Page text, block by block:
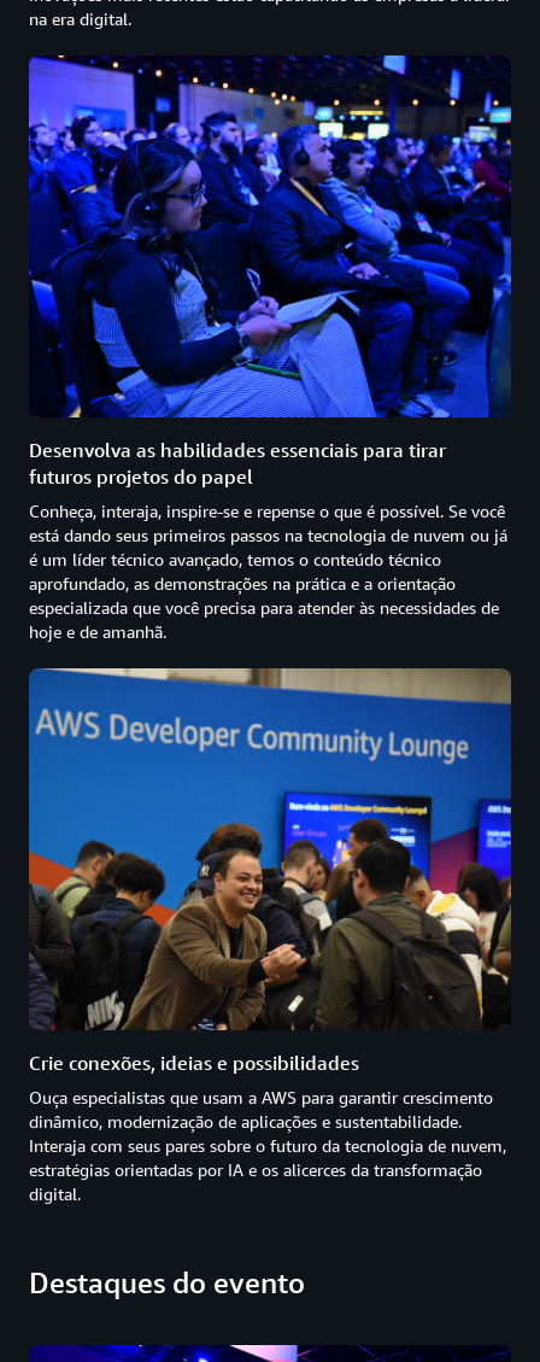
na era digital.
Desenvolva as habilidades essenciais para tirar
futuros projetos do papel
Conheça, interaja, inspire-se e repense o que é possível. Se você
está dando seus primeiros passos na tecnologia de nuvem ou já
é um líder técnico avançado, temos o conteúdo técnico
aprofundado, as demonstrações na prática e a orientação
especializada que você precisa para atender às necessidades de
hoje e de amanhã.
Crie conexões, ideias e possibilidades
Ouça especialistas que usam a AWS para garantir crescimento
dinâmico, modernização de aplicações e sustentabilidade.
Interaja com seus pares sobre o futuro da tecnologia de nuvem,
estratégias orientadas por IA e os alicerces da transformação
digital.
Destaques do evento